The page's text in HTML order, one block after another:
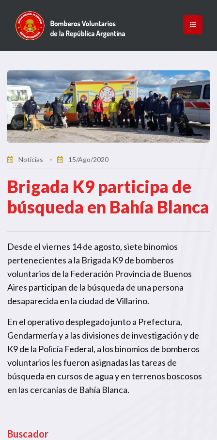
Noticias 15/Ago/2020
Brigada K9 participa de
búsqueda en Bahía Blanca
Desde el viernes 14 de agosto, siete binomios
pertenecientes a la Brigada K9 de bomberos
voluntarios de la Federación Provincia de Buenos
Aires participan de la búsqueda de una persona
desaparecida en la ciudad de Villarino.
En el operativo desplegado junto a Prefectura,
Gendarmería y a las divisiones de investigación y de
K9 de la Policía Federal, a los binomios de bomberos
voluntarios les fueron asignadas las tareas de
búsqueda en cursos de agua y en terrenos boscosos
en las cercanías de Bahía Blanca.
Buscador